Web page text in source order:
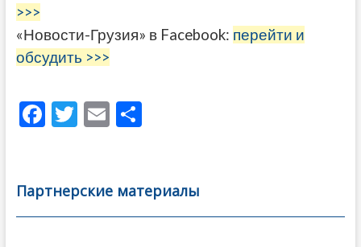
>>>
«Новости-Грузия» в Facebook: перейти и
обсудить >>>
F
b
o
T
er
E
l
О
а
в
Партнерские материалы